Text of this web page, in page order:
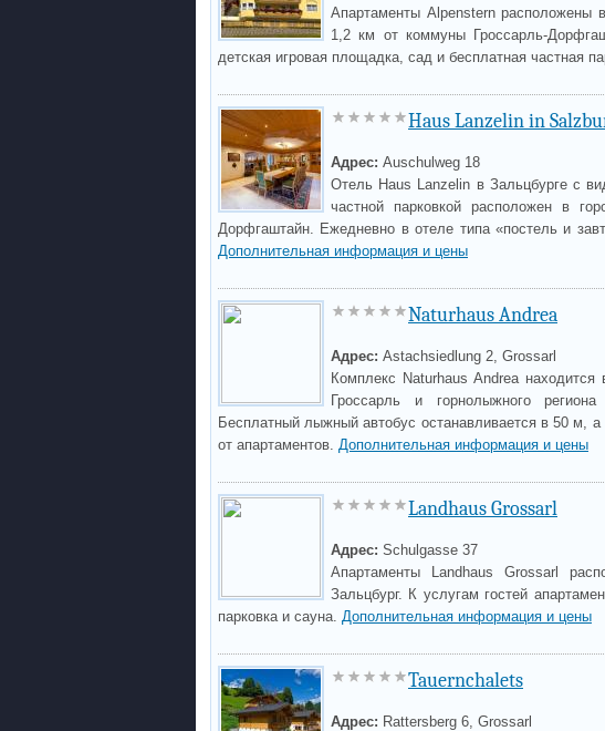
Апартаменты Alpenstern расположены
1,2 км от коммуны Гроссарль-
детская игровая площадка, сад и бесплатная частная
Haus Lanzelin in
Адрес: Auschulweg 18
Отель Haus Lanzelin в Зальцбурге с
частной парковкой расположен в
Дорфгаштайн. Ежедневно в отеле типа «постель и
Дополнительная информация и цены
Naturhaus Andrea
Адрес: Astachsiedlung 2, Grossarl
Комплекс Naturhaus Andrea
Гроссарль и горнолыжного региона
Бесплатный лыжный автобус останавливается в 50 м,
от апартаментов. Дополнительная информация и цены
Landhaus Grossarl
Адрес: Schulgasse 37
Апартаменты Landhaus Grossarl
Зальцбург. К услугам гостей
парковка и сауна. Дополнительная информация и цены
Tauernchalets
Адрес: Rattersberg 6, Grossarl